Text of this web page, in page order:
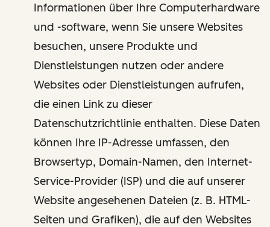
Informationen über Ihre Computerhardware
und -software, wenn Sie unsere Websites
besuchen, unsere Produkte und
Dienstleistungen nutzen oder andere
Websites oder Dienstleistungen aufrufen,
die einen Link zu dieser
Datenschutzrichtlinie enthalten. Diese Daten
können Ihre IP-Adresse umfassen, den
Browsertyp, Domain-Namen, den Internet-
Service-Provider (ISP) und die auf unserer
Website angesehenen Dateien (z. B. HTML-
Seiten und Grafiken), die auf den Websites